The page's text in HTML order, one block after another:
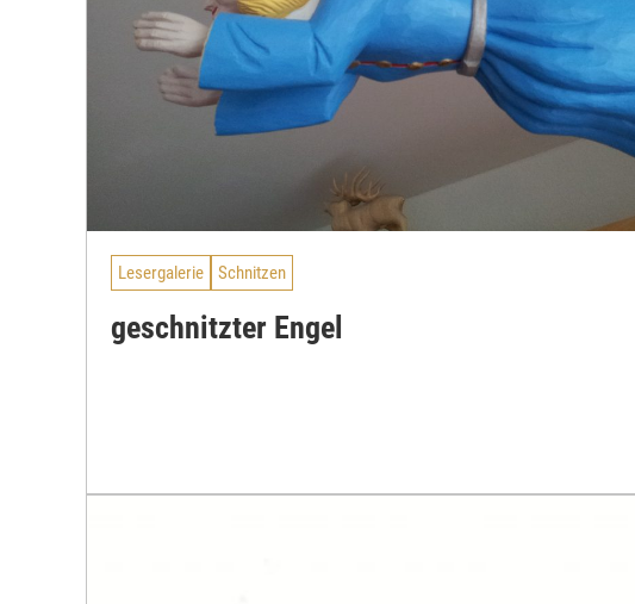
Lesergalerie Schnitzen
geschnitzter Engel